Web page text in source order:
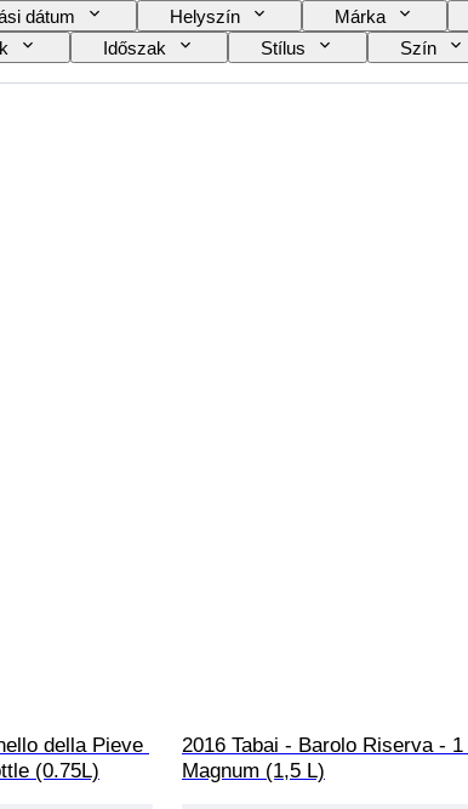
dátum Helyszín Márka
Időszak Stílus Szín
Szőlőfajták Korszak
della Pieve
(0.75L)
2016 Tabai - Barolo Riserva - 1
Magnum (1,5 L)